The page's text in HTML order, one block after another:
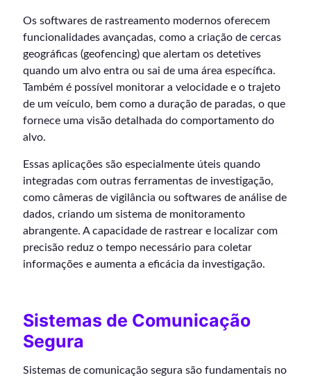
Os softwares de rastreamento modernos oferecem
funcionalidades avançadas, como a criação de cercas
geográficas (geofencing) que alertam os detetives
quando um alvo entra ou sai de uma área específica.
Também é possível monitorar a velocidade e o trajeto
de um veículo, bem como a duração de paradas, o que
fornece uma visão detalhada do comportamento do
alvo.
Essas aplicações são especialmente úteis quando
integradas com outras ferramentas de investigação,
como câmeras de vigilância ou softwares de análise de
dados, criando um sistema de monitoramento
abrangente. A capacidade de rastrear e localizar com
precisão reduz o tempo necessário para coletar
informações e aumenta a eficácia da investigação.
Sistemas de Comunicação
Segura
Sistemas de comunicação segura são fundamentais no